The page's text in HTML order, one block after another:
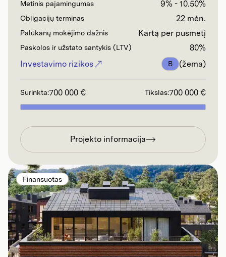
Metinis pajamingumas 9% - 10.50%
Obligacijų terminas 22 mėn.
Palūkanų mokėjimo dažnis Kartą per pusmetį
Paskolos ir užstato santykis (LTV)
80%
Investavimo rizikos
B (žema)
Surinkta:700 000 € Tikslas:700 000 €
Projekto informacija
Finansuotas